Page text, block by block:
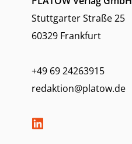
Stuttgarter Straße 25
60329 Frankfurt
+49 69 24263915
redaktion@platow.de